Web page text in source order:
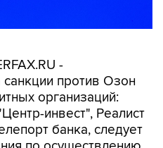
-
против Озон
организаций:
инвест", Реалист
банка, следует